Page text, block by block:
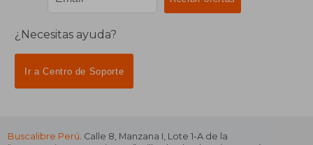
¿Necesitas ayuda?
Ir a Centro de Soporte
Buscalibre Perú. Calle 8, Manzana I, Lote 1-A de la